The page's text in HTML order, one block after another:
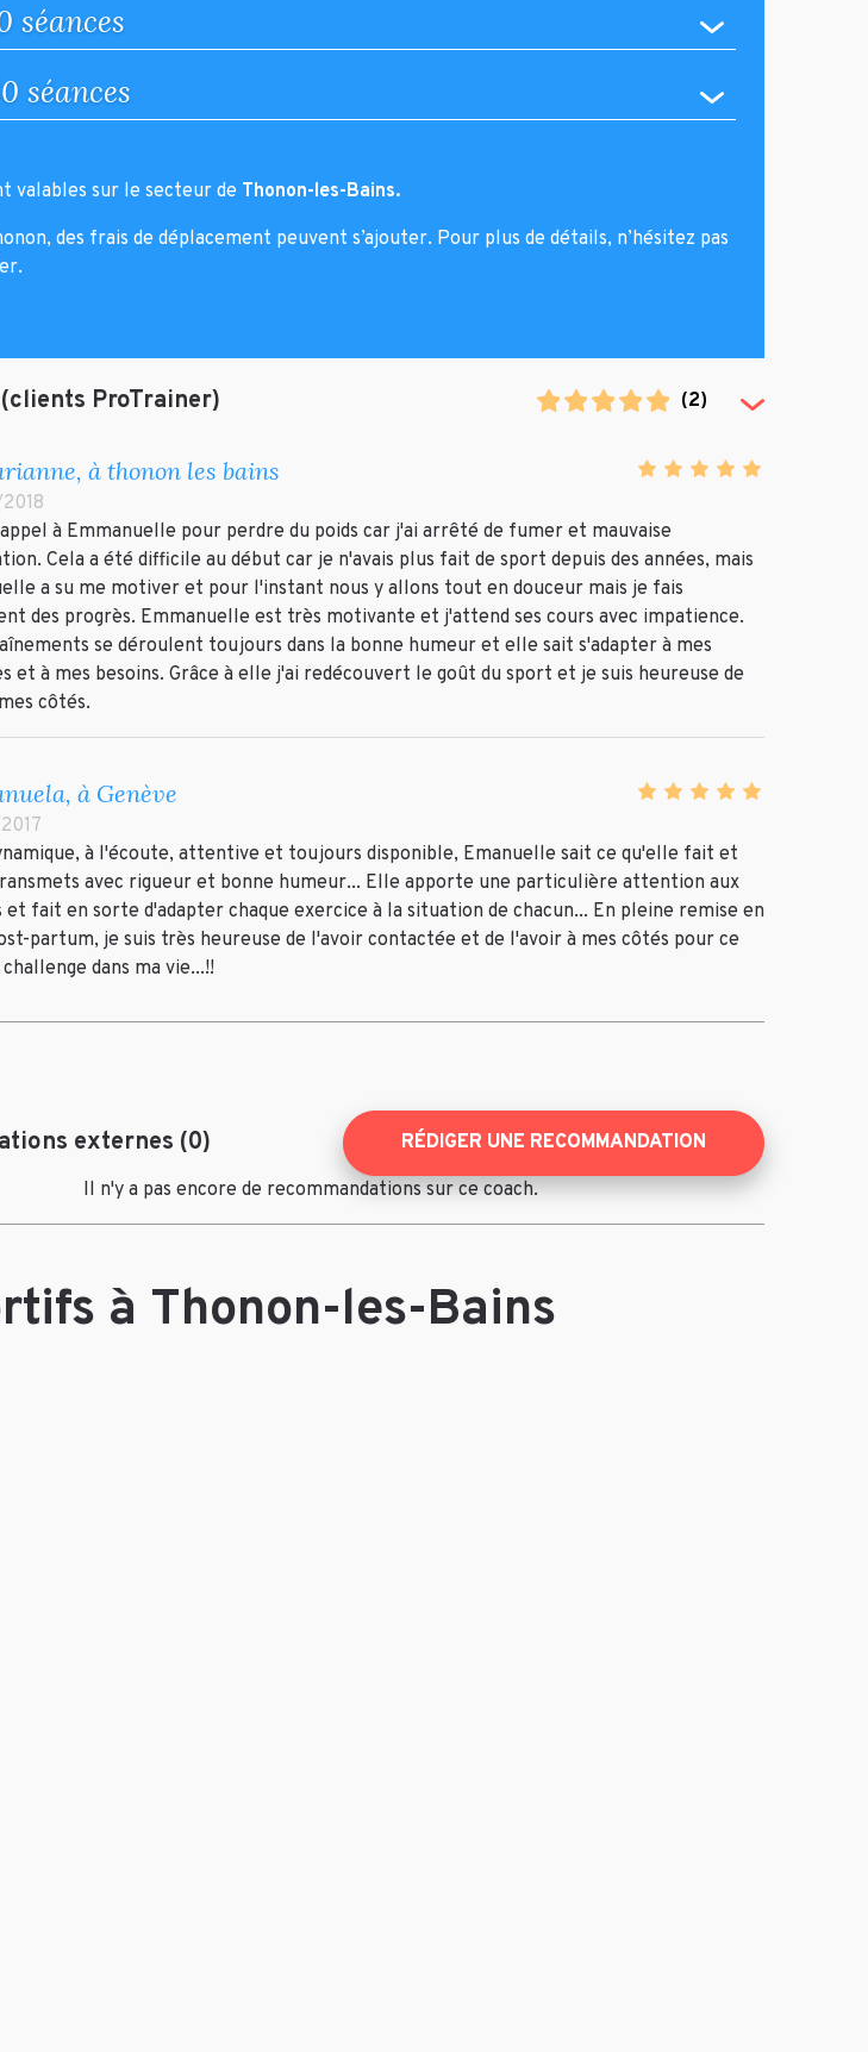
séances
séances
valables sur le secteur de Thonon-les-Bains.
des frais de déplacement peuvent s’ajouter. Pour plus de détails, n’hésitez pas
ProTrainer) (2)
(Toggle
à thonon les bains
à Emmanuelle pour perdre du poids car j'ai arrêté de fumer et mauvaise
Cela a été difficile au début car je n'avais plus fait de sport depuis des années, mais
a su me motiver et pour l'instant nous y allons tout en douceur mais je fais
des progrès. Emmanuelle est très motivante et j'attend ses cours avec impatience.
se déroulent toujours dans la bonne humeur et elle sait s'adapter à mes
et à mes besoins. Grâce à elle j'ai redécouvert le goût du sport et je suis heureuse de
côtés.
à Genève
à l'écoute, attentive et toujours disponible, Emanuelle sait ce qu'elle fait et
avec rigueur et bonne humeur... Elle apporte une particulière attention aux
et fait en sorte d'adapter chaque exercice à la situation de chacun... En pleine remise en
partum, je suis très heureuse de l'avoir contactée et de l'avoir à mes côtés pour ce
dans ma vie...!!
externes (0)
RÉDIGER UNE RECOMMANDATION
Il n'y a pas encore de recommandations sur ce coach.
à Thonon-les-Bains